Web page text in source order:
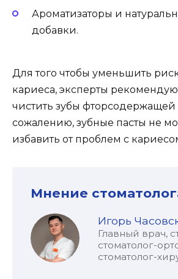
Ароматизаторы и
добавки.
Для того чтобы уменьшить
кариеса, эксперты
чистить зубы фторсодержащей
сожалению, зубные пасты не
избавить от проблем с
Мнение
Игорь
Главный врач,
стоматолог-
стоматолог-